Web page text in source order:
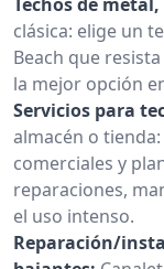
clásica: elige un
Beach que
la mejor opción
Servicios para
almacén o
comerciales y
reparaciones,
el uso intenso.
Reparación/